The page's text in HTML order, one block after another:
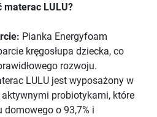
materac LULU?
Pianka Energyfoam
kręgosłupa dziecka, co
rozwoju.
LULU jest wyposażony w
probiotykami, które
domowego o 93,7% i